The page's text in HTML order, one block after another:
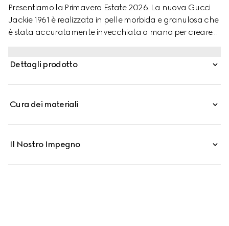
Presentiamo la Primavera Estate 2026. La nuova Gucci
Jackie 1961 è realizzata in pelle morbida e granulosa che
è stata accuratamente invecchiata a mano per creare
oro.
Dettagli prodotto
Cura dei materiali
Il Nostro Impegno